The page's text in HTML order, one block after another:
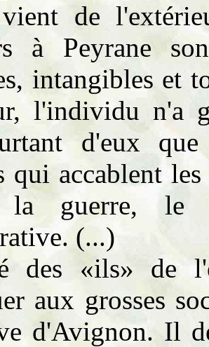
vient de
à Peyrane
intangibles et
l'individu n'a
d'eux
qui accablent
la guerre, le
(...)
des «ils» de
aux grosses
d'Avignon. Il